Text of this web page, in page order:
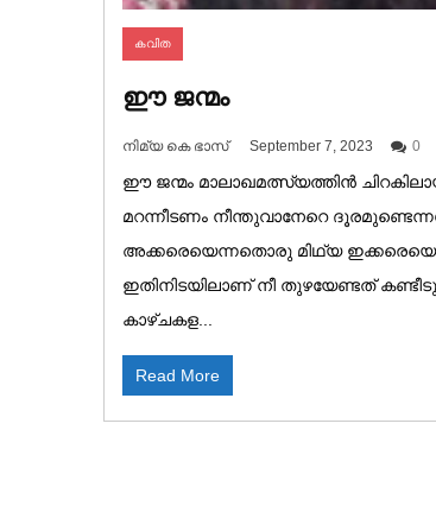
കവിത
ഈ ജന്മം
നിമ്യ കെ ഭാസ് September 7, 2023 0
ഈ ജന്മം മാലാഖമത്സ്യത്തിൻ
മറന്നീടണം നീന്തുവാനേറെ
അക്കരെയെന്നതൊരു മിഥ്യ
ഇതിനിടയിലാണ് നീ തുഴയേണ്ടത്
കാഴ്ചകള...
Read More